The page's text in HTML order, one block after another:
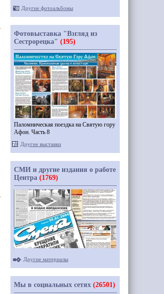
Другие фотоальбомы
Фотовыставка "Взгляд из
Сестрорецка" (195)
Паломническая поездка на Святую гору
Афон. Часть 8
Другие выставки
СМИ и другие издания о работе
Центра (1769)
Другие материалы
Мы в социальных сетях (26501)